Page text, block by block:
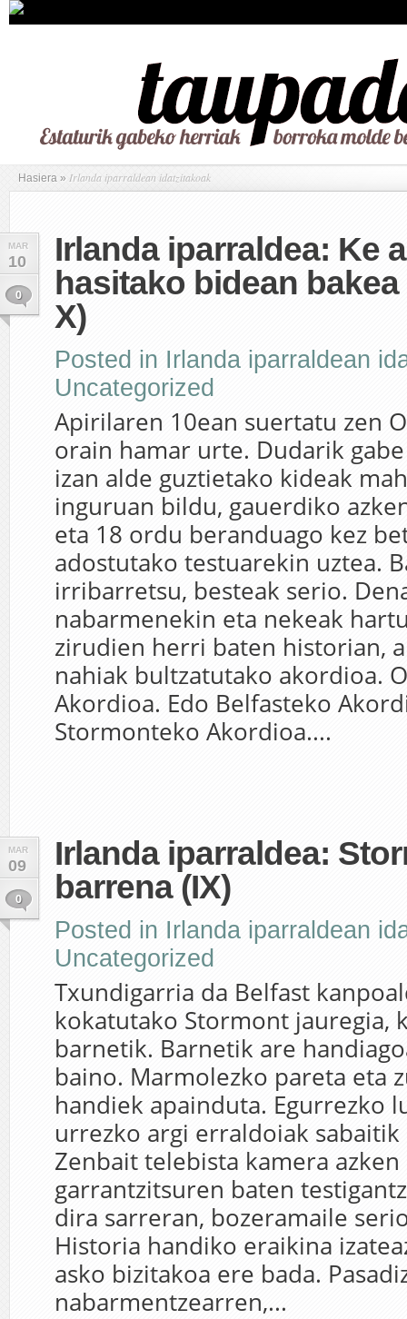
Hasiera » Irlanda iparraldean idatzitakoak
MAR
10
0
Irlanda iparraldea: Ke
hasitako bidean
X)
Posted in Irlanda iparraldean
Uncategorized
Apirilaren 10ean suertatu zen
orain hamar urte. Dudarik
izan alde guztietako kideak
inguruan bildu, gauerdiko
eta 18 ordu beranduago kez
adostutako testuarekin uztea.
irribarretsu, besteak serio.
nabarmenekin eta nekeak
zirudien herri baten historian,
nahiak bultzatutako akordioa.
Akordioa. Edo Belfasteko
Stormonteko Akordioa....
MAR
09
0
Irlanda iparraldea:
barrena (IX)
Posted in Irlanda iparraldean
Uncategorized
Txundigarria da Belfast
kokatutako Stormont jauregia,
barnetik. Barnetik are
baino. Marmolezko pareta eta
handiek apainduta. Egurrezko
urrezko argi erraldoiak
Zenbait telebista kamera
garrantzitsuren baten
dira sarreran, bozeramaile
Historia handiko eraikina
asko bizitakoa ere bada.
nabarmentzearren,...